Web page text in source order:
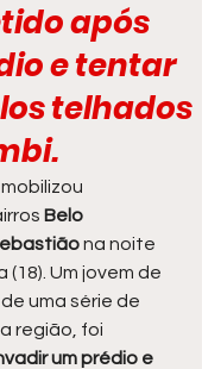
após
e tentar
telhados
Belo
na noite
Um jovem de
uma série de
região, foi
um prédio e